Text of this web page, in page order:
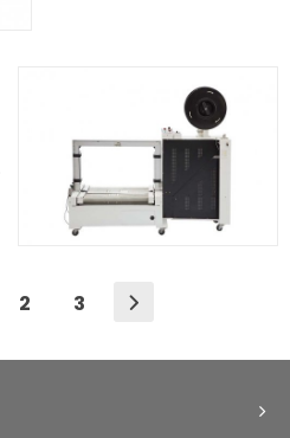
2 3
2022-10-09
2025-06-09
2025-06-04
理（二）